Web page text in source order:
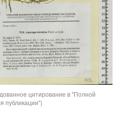
цитирование в "Полной
публикации")